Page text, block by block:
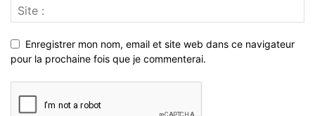
Enregistrer mon nom, email et site web dans ce navigateur
pour la prochaine fois que je commenterai.